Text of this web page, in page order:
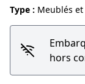
Type : Meublés et
hors